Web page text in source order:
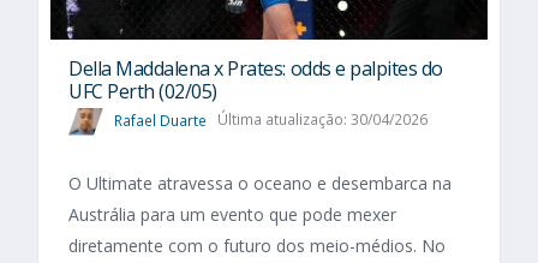
Della Maddalena x Prates: odds e palpites do
UFC Perth (02/05)
Rafael Duarte Última atualização: 30/04/2026
O Ultimate atravessa o oceano e desembarca na
Austrália para um evento que pode mexer
diretamente com o futuro dos meio-médios. No